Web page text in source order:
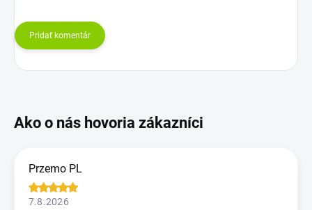
Pridať komentár
Przemo PL
7.8.2026